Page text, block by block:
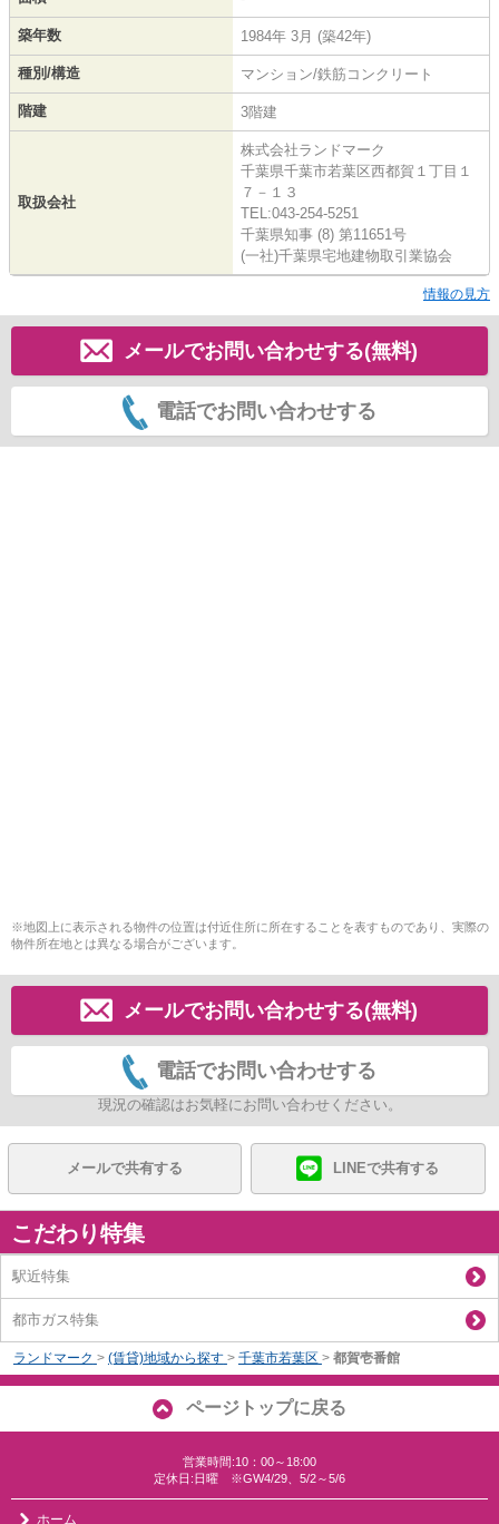
築年数 1984年 3月 (築42年)
種別/構造 マンション/鉄筋コンクリート
階建 3階建
取扱会社
株式会社ランドマーク
千葉県千葉市若葉区西都賀１丁目１
７－１３
TEL:043-254-5251
千葉県知事 (8) 第11651号
(一社)千葉県宅地建物取引業協会
情報の見方
メールでお問い合わせする(無料)
電話でお問い合わせする
※地図上に表示される物件の位置は付近住所に所在することを表すものであり、実際の
物件所在地とは異なる場合がございます。
メールでお問い合わせする(無料)
電話でお問い合わせする
現況の確認はお気軽にお問い合わせください。
メールで共有する LINEで共有する
こだわり特集
駅近特集
都市ガス特集
ランドマーク > (賃貸)地域から探す > 千葉市若葉区 > 都賀壱番館
ページトップに戻る
営業時間:10：00～18:00
定休日:日曜 ※GW4/29、5/2～5/6
ホーム